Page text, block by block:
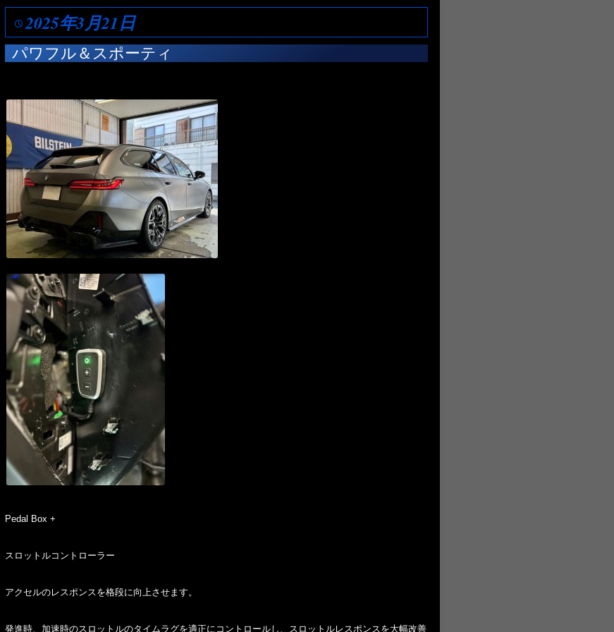
2025年3月21日
パワフル＆スポーティ
Pedal Box +
スロットルコントローラー
アクセルのレスポンスを格段に向上させます。
発進時、加速時のスロットルのタイムラグを適正にコントロールし、スロットルレスポンスを大幅改善